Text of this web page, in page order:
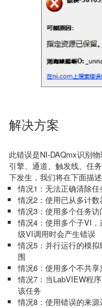
解决方案
此错误是NI-DAQmx识别
引擎、通道、触发线、任
下发生，我们将在下面描
情况1：无法正确清除
情况2：使用已从多计
情况3：使用多个任务
情况4：使用多个子VI
级VI调用时会产生错误
情况5：并行运行的模
围
情况6：使用多个不共享
情况7：当LabVIEW程
该任务
情况8：使用错误的来